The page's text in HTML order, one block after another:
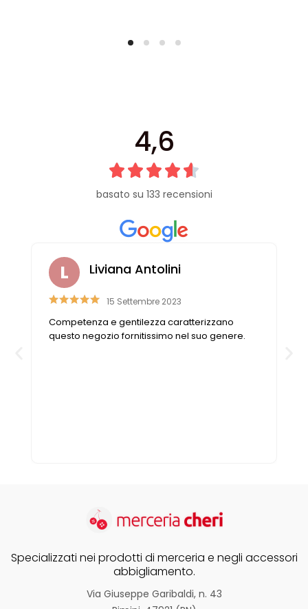
4,6
basato su 133 recensioni
Liviana Antolini
15 Settembre 2023
Competenza e gentilezza caratterizzano
questo negozio fornitissimo nel suo genere.
Specializzati nei prodotti di merceria e negli accessori
abbigliamento.
Via Giuseppe Garibaldi, n. 43